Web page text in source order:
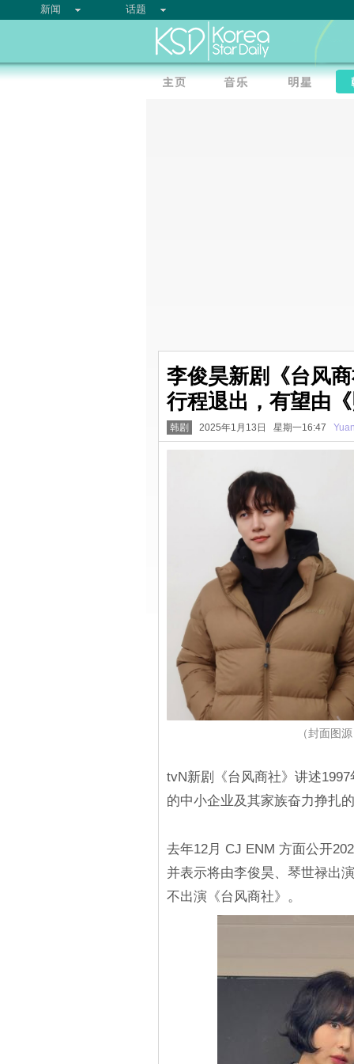
新闻 话题
李俊昊新剧《台风
行程退出，有望由
韩剧 2025年1月13日 星期一16:47
（封面图
tvN新剧《台风商社》讲述
的中小企业及其家族奋力挣扎
去年12月 CJ ENM 方面公开
并表示将由李俊昊、琴世禄出
不出演《台风商社》。